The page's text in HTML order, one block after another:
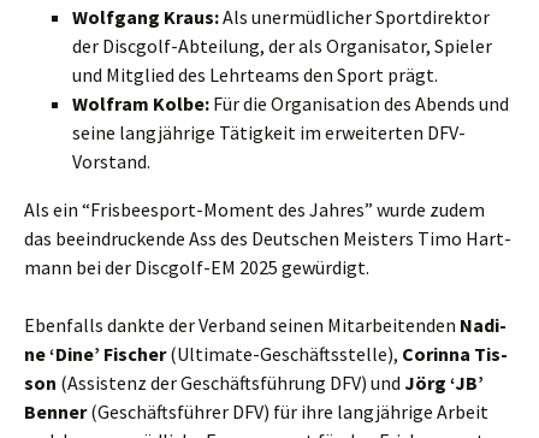
Wolf­gang Kraus:Als uner­müd­li­cher Sport­di­rek­tor
der Disc­golf-Abtei­lung, der als Orga­ni­sa­tor, Spie­ler
und Mit­glied des Lehr­teams den Sport prägt.
Wolf­ram Kol­be: Für die Orga­ni­sa­ti­on des Abends und
sei­ne lang­jäh­ri­ge Tätig­keit im erwei­ter­ten DFV-
Vorstand.
Als ein “Fris­bee­s­port-Moment des Jah­res” wur­de zudem
das beein­dru­cken­de Ass des Deut­schen Meis­ters Timo Hart­
mann bei der Disc­golf-EM 2025 gewürdigt.
Eben­falls dank­te der Ver­band sei­nen Mit­ar­bei­ten­den Nadi­
ne ‘Dine’ Fischer(Ulti­ma­te-Geschäfts­stel­le), Corin­na Tis­
son (Assis­tenz der Geschäfts­füh­rung DFV) und Jörg ‘JB’
Ben­ner(Geschäfts­füh­rer DFV) für ihre lang­jäh­ri­ge Arbeit